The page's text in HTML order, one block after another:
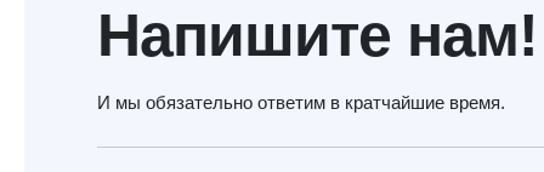
Напишите нам!
И мы обязательно ответим в кратчайшие время.